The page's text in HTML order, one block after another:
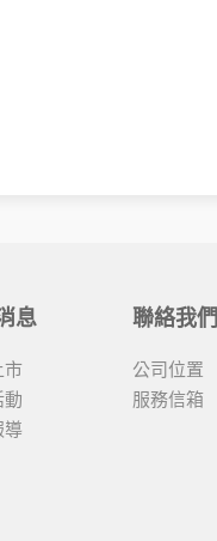
息
市
動
導
聯絡我們
公司位置
服務信箱